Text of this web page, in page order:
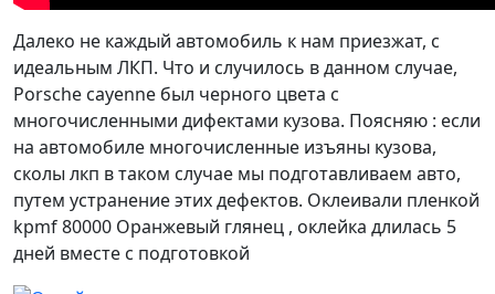
Далеко не каждый автомобиль к нам приезжат, с
идеальным ЛКП. Что и случилось в данном случае,
Porsche cayenne был черного цвета с
многочисленными дифектами кузова. Поясняю : если
на автомобиле многочисленные изъяны кузова,
сколы лкп в таком случае мы подготавливаем авто,
путем устранение этих дефектов. Оклеивали пленкой
kpmf 80000 Оранжевый глянец , оклейка длилась 5
дней вместе с подготовкой